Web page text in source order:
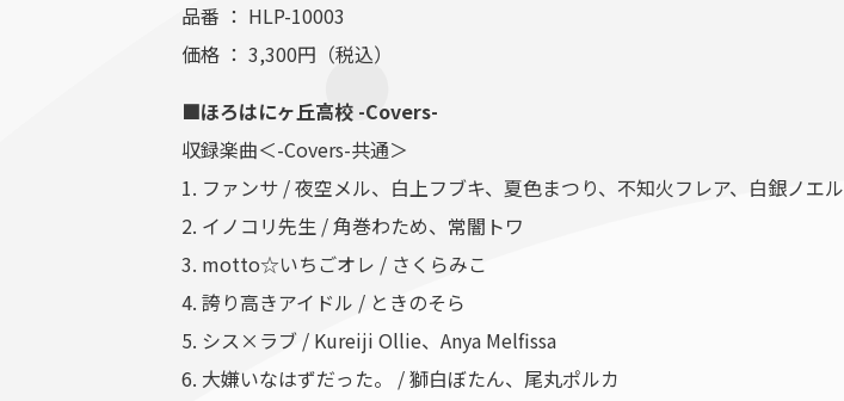
品番 ： HLP-10003
価格 ： 3,300円（税込）
■ほろはにヶ丘高校 -Covers-
収録楽曲＜-Covers-共通＞
1. ファンサ / 夜空メル、白上フブキ、夏色まつり、不知火フレア、白銀ノエル
2. イノコリ先生 / 角巻わため、常闇トワ
3. motto☆いちごオレ / さくらみこ
4. 誇り高きアイドル / ときのそら
5. シス×ラブ / Kureiji Ollie、Anya Melfissa
6. 大嫌いなはずだった。 / 獅白ぼたん、尾丸ポルカ